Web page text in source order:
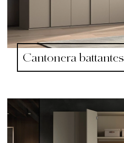
Cantonera battantes